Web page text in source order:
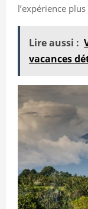
l’expérience
Lire aussi :
vacances